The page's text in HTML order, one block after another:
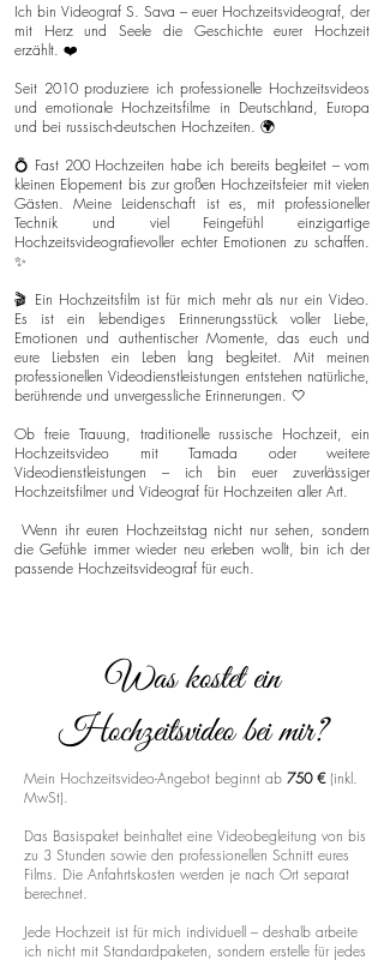
Ich bin Videograf S. Sava – euer Hochzeitsvideograf, der
mit Herz und Seele die Geschichte eurer Hochzeit
erzählt. ❤️
Seit 2010 produziere ich professionelle Hochzeitsvideos
und emotionale Hochzeitsfilme in Deutschland, Europa
und bei russisch-deutschen Hochzeiten. 🌍
💍 Fast 200 Hochzeiten habe ich bereits begleitet – vom
kleinen Elopement bis zur großen Hochzeitsfeier mit vielen
Gästen. Meine Leidenschaft ist es, mit professioneller
Technik und viel Feingefühl einzigartige
Hochzeitsvideografievoller echter Emotionen zu schaffen.
✨
🎬 Ein Hochzeitsfilm ist für mich mehr als nur ein Video.
Es ist ein lebendiges Erinnerungsstück voller Liebe,
Emotionen und authentischer Momente, das euch und
eure Liebsten ein Leben lang begleitet. Mit meinen
professionellen Videodienstleistungen entstehen natürliche,
berührende und unvergessliche Erinnerungen. 🤍
Ob freie Trauung, traditionelle russische Hochzeit, ein
Hochzeitsvideo mit Tamada oder weitere
Videodienstleistungen – ich bin euer zuverlässiger
Hochzeitsfilmer und Videograf für Hochzeiten aller Art.
Wenn ihr euren Hochzeitstag nicht nur sehen, sondern
die Gefühle immer wieder neu erleben wollt, bin ich der
passende Hochzeitsvideograf für euch.
Was kostet ein
Hochzeitsvideo bei mir?
Mein Hochzeitsvideo-Angebot beginnt ab 750 € (inkl.
MwSt).
Das Basispaket beinhaltet eine Videobegleitung von bis
zu 3 Stunden sowie den professionellen Schnitt eures
Films. Die Anfahrtskosten werden je nach Ort separat
berechnet.
Jede Hochzeit ist für mich individuell – deshalb arbeite
ich nicht mit Standardpaketen, sondern erstelle für jedes